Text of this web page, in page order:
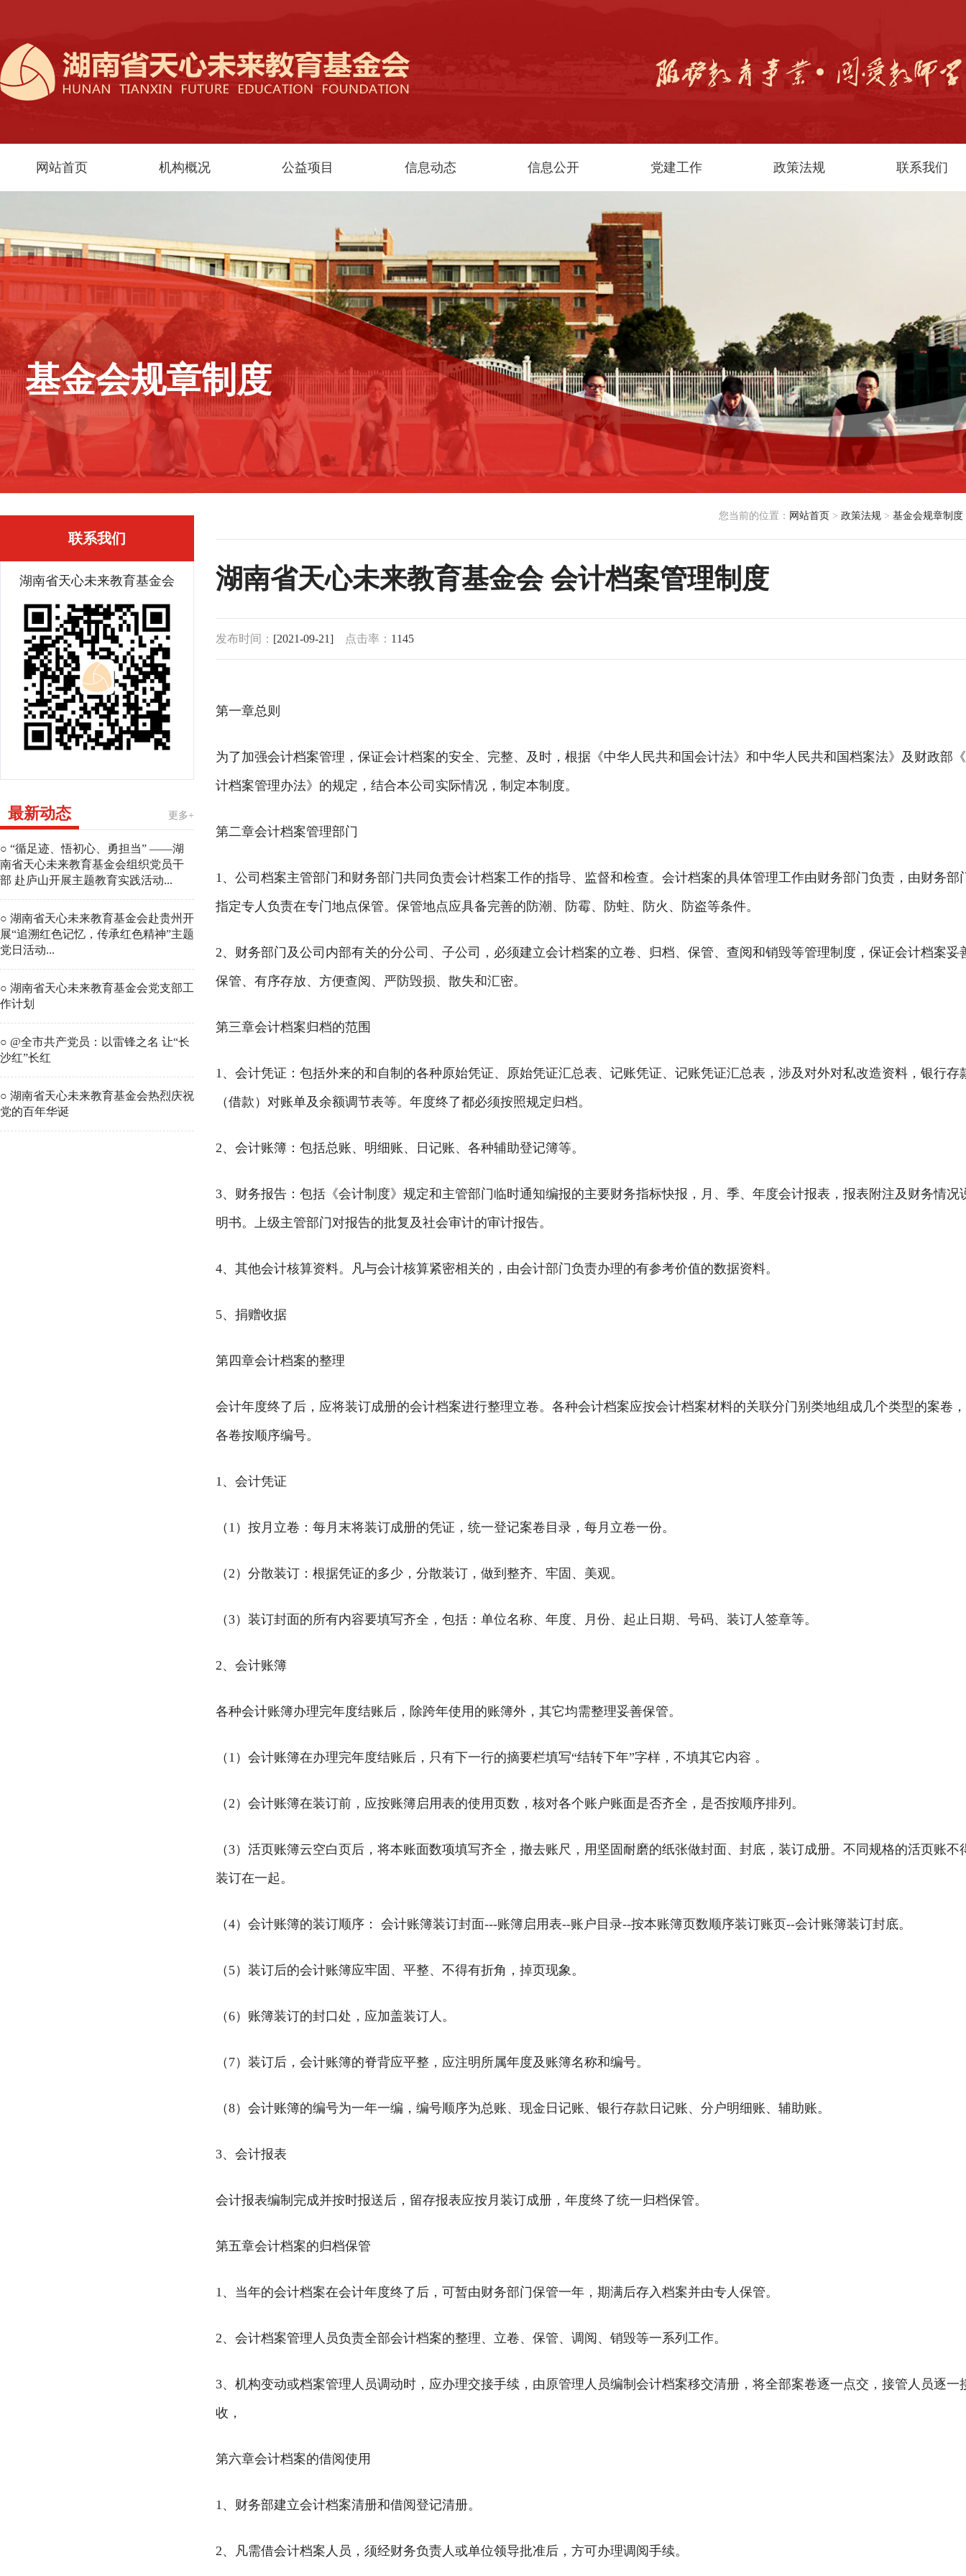
网站首页 机构概况 公益项目 信息动态 信息公开 党建工作 政策法规 联系我们
基金会规章制度
联系我们
湖南省天心未来教育基金会
最新动态 更多+
○ “循足迹、悟初心、勇担当” ——湖
南省天心未来教育基金会组织党员干
部 赴庐山开展主题教育实践活动...
○ 湖南省天心未来教育基金会赴贵州开
展“追溯红色记忆，传承红色精神”主题
党日活动...
○ 湖南省天心未来教育基金会党支部工
作计划
○ @全市共产党员：以雷锋之名 让“长
沙红”长红
○ 湖南省天心未来教育基金会热烈庆祝
党的百年华诞
您当前的位置： 网站首页 > 政策法规 > 基金会规章制度
湖南省天心未来教育基金会 会计档案管理制度
发布时间： [2021-09-21] 点击率： 1145
第一章总则
为了加强会计档案管理，保证会计档案的安全、完整、及时，根据《中华人民共和国会计法》和中华人民共和国档案法》及财政部
计档案管理办法》的规定，结合本公司实际情况，制定本制度。
第二章会计档案管理部门
1、公司档案主管部门和财务部门共同负责会计档案工作的指导、监督和检查。会计档案的具体管理工作由财务部门负责，由财务部
指定专人负责在专门地点保管。保管地点应具备完善的防潮、防霉、防蛀、防火、防盗等条件。
2、财务部门及公司内部有关的分公司、子公司，必须建立会计档案的立卷、归档、保管、查阅和销毁等管理制度，保证会计档案妥
保管、有序存放、方便查阅、严防毁损、散失和汇密。
第三章会计档案归档的范围
1、会计凭证：包括外来的和自制的各种原始凭证、原始凭证汇总表、记账凭证、记账凭证汇总表，涉及对外对私改造资料，银行存
（借款）对账单及余额调节表等。年度终了都必须按照规定归档。
2、会计账簿：包括总账、明细账、日记账、各种辅助登记簿等。
3、财务报告：包括《会计制度》规定和主管部门临时通知编报的主要财务指标快报，月、季、年度会计报表，报表附注及财务情况
明书。上级主管部门对报告的批复及社会审计的审计报告。
4、其他会计核算资料。凡与会计核算紧密相关的，由会计部门负责办理的有参考价值的数据资料。
5、捐赠收据
第四章会计档案的整理
会计年度终了后，应将装订成册的会计档案进行整理立卷。各种会计档案应按会计档案材料的关联分门别类地组成几个类型的案卷
各卷按顺序编号。
1、会计凭证
（1）按月立卷：每月末将装订成册的凭证，统一登记案卷目录，每月立卷一份。
（2）分散装订：根据凭证的多少，分散装订，做到整齐、牢固、美观。
（3）装订封面的所有内容要填写齐全，包括：单位名称、年度、月份、起止日期、号码、装订人签章等。
2、会计账簿
各种会计账簿办理完年度结账后，除跨年使用的账簿外，其它均需整理妥善保管。
（1）会计账簿在办理完年度结账后，只有下一行的摘要栏填写“结转下年”字样，不填其它内容 。
（2）会计账簿在装订前，应按账簿启用表的使用页数，核对各个账户账面是否齐全，是否按顺序排列。
（3）活页账簿云空白页后，将本账面数项填写齐全，撤去账尺，用坚固耐磨的纸张做封面、封底，装订成册。不同规格的活页账不
装订在一起。
（4）会计账簿的装订顺序： 会计账簿装订封面---账簿启用表--账户目录--按本账簿页数顺序装订账页--会计账簿装订封底。
（5）装订后的会计账簿应牢固、平整、不得有折角，掉页现象。
（6）账簿装订的封口处，应加盖装订人。
（7）装订后，会计账簿的脊背应平整，应注明所属年度及账簿名称和编号。
（8）会计账簿的编号为一年一编，编号顺序为总账、现金日记账、银行存款日记账、分户明细账、辅助账。
3、会计报表
会计报表编制完成并按时报送后，留存报表应按月装订成册，年度终了统一归档保管。
第五章会计档案的归档保管
1、当年的会计档案在会计年度终了后，可暂由财务部门保管一年，期满后存入档案并由专人保管。
2、会计档案管理人员负责全部会计档案的整理、立卷、保管、调阅、销毁等一系列工作。
3、机构变动或档案管理人员调动时，应办理交接手续，由原管理人员编制会计档案移交清册，将全部案卷逐一点交，接管人员逐一
收，
第六章会计档案的借阅使用
1、财务部建立会计档案清册和借阅登记清册。
2、凡需借会计档案人员，须经财务负责人或单位领导批准后，方可办理调阅手续。